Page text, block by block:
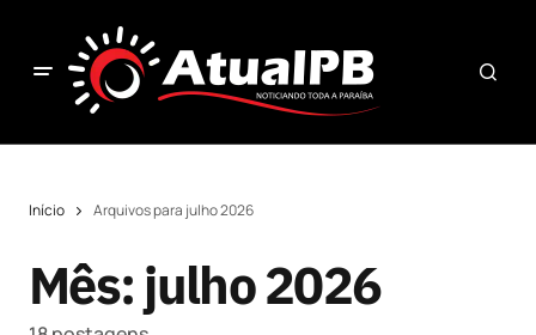
Início Arquivos para julho 2026
Mês:julho 2026